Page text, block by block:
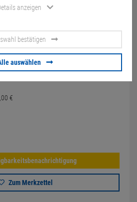
Ware Late 2009
Glasscheibe fehlt, ohne Betriebssystem,
fehlen
00 €
Zum Merkzettel
anzeigen
bestätigen
auswählen